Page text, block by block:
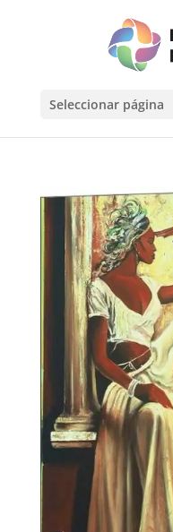
Seleccionar página